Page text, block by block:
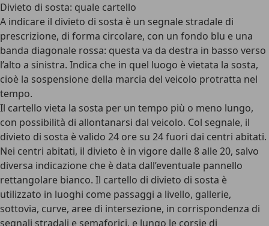
Divieto di sosta: quale cartello
A indicare il divieto di sosta è un segnale stradale di
prescrizione, di forma circolare, con un fondo blu e una
banda diagonale rossa: questa va da destra in basso verso
l’alto a sinistra. Indica che in quel luogo è vietata la sosta,
cioè la sospensione della marcia del veicolo protratta nel
tempo.
Il cartello vieta la sosta per un tempo più o meno lungo,
con possibilità di allontanarsi dal veicolo. Col segnale, il
divieto di sosta è valido 24 ore su 24 fuori dai centri abitati.
Nei centri abitati, il divieto è in vigore dalle 8 alle 20, salvo
diversa indicazione che è data dall’eventuale pannello
rettangolare bianco. Il cartello di divieto di sosta è
utilizzato in luoghi come passaggi a livello, gallerie,
sottovia, curve, aree di intersezione, in corrispondenza di
segnali stradali e semaforici, e lungo le corsie di